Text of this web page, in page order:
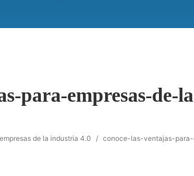
para-empresas-de-
de la industria 4.0 / conoce-las-ventajas-